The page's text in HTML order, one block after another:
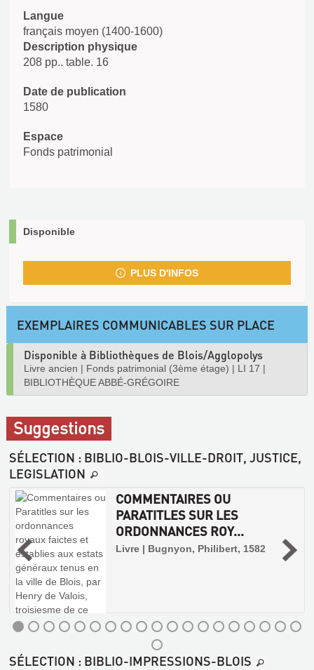
Langue
français moyen (1400-1600)
Description physique
208 pp.. table. 16
Date de publication
1580
Espace
Fonds patrimonial
Disponible
PLUS D'INFOS
EXEMPLAIRES COMMUNICABLES SUR PLACE
Disponible à Bibliothèques de Blois/Agglopolys
Livre ancien | Fonds patrimonial (3ème étage) | LI 17 |
BIBLIOTHÈQUE ABBÉ-GRÉGOIRE
Suggestions
SÉLECTION : BIBLIO-BLOIS-VILLE-DROIT, JUSTICE,
LEGISLATION
COMMENTAIRES OU
PARATITLES SUR LES
ORDONNANCES ROY...
Livre | Bugnyon, Philibert, 1582
SÉLECTION : BIBLIO-IMPRESSIONS-BLOIS